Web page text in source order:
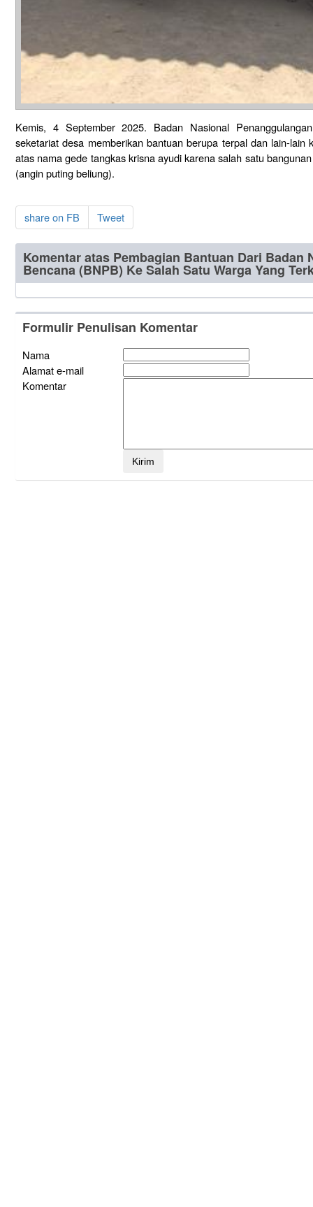
Kemis, 4 September 2025. Badan Nasional
seketariat desa memberikan bantuan berupa terpal dan lain-lain
atas nama gede tangkas krisna ayudi karena salah satu
(angin puting beliung).
share on FB Tweet
Komentar atas Pembagian Bantuan Dari Badan
Bencana (BNPB) Ke Salah Satu Warga Yang
Formulir Penulisan Komentar
Nama
Alamat e-mail
Komentar